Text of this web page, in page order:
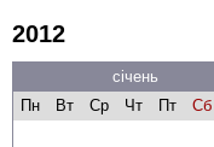
2012
січень
Пн
Вт Ср Чт Пт Сб